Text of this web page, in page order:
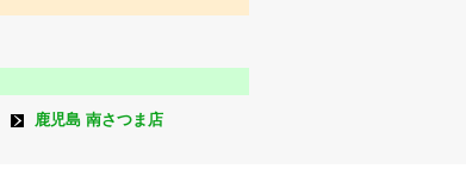
鹿児島 南さつま店